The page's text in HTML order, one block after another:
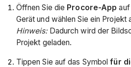
Öffnen Sie die Procore-App
Gerät und wählen Sie ein Projekt
Hinweis:Dadurch wird der
Projekt geladen.
Tippen Sie auf das Symbolfür